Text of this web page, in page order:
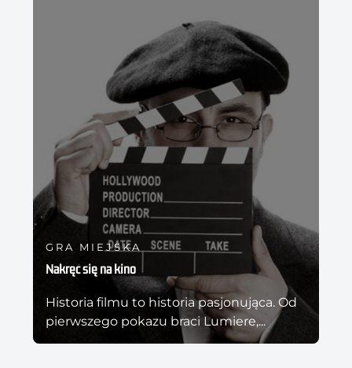
GRA MIEJSKA
Nakręć się na kino
Historia filmu to historia pasjonująca. Od
pierwszego pokazu braci Lumiere,...